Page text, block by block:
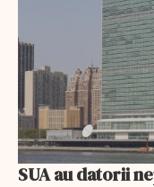
SUA au datorii